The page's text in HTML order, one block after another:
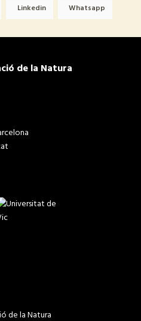
Linkedin Whatsapp
de la Natura
de la Natura